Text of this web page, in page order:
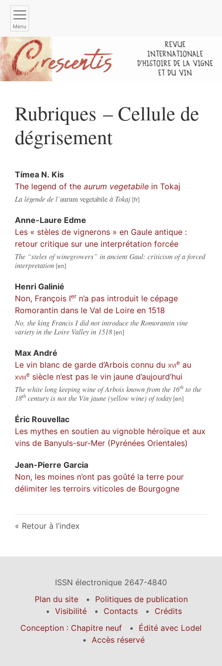
Menu
Rubriques – Cellule de
dégrisement
Tímea N. Kis
The legend of the aurum vegetabile in Tokaj
La légende de l’aurum vegetabile à Tokaj
Anne-Laure Edme
Les « stèles de vignerons » en Gaule antique :
retour critique sur une interprétation forcée
The “steles of winegrowers” in ancient Gaul: criticism of a forced
interpretation
Henri Galinié
Non, François Iern’a pas introduit le cépage
Romorantin dans le Val de Loire en 1518
No, the king Francis I did not introduce the Romorantin vine
variety in the Loire Valley in 1518
Max André
Le vin blanc de garde d’Arbois connu du xvie au
xviiie siècle n’est pas le vin jaune d’aujourd’hui
The white long keeping wine of Arbois known from the 16th to the
18th century is not the Vin jaune (yellow wine) of today
Éric Rouvellac
Les mythes en soutien au vignoble héroïque et aux
vins de Banyuls-sur-Mer (Pyrénées Orientales)
Jean-Pierre Garcia
Non, les moines n’ont pas goûté la terre pour
délimiter les terroirs viticoles de Bourgogne
Retour à l’index
ISSN électronique 2647-4840
Plan du site
Politiques de publication
Visibilité
Contacts
Crédits
Conception : Chapitre neuf
Édité avec Lodel
Accès réservé